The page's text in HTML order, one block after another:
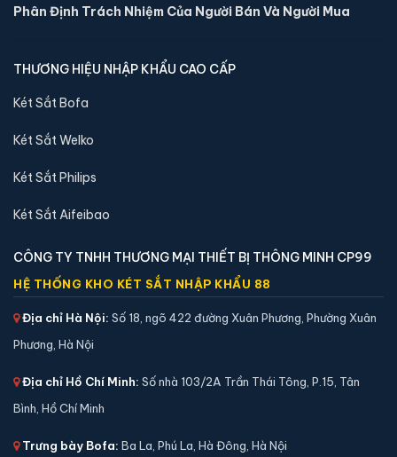
Két sắt mini Bofa ZB-30DJ vân tay chính hãng
⚖️ Trọng lượng:
5,400,000 đ
Phân Định Trách Nhiệm Của Người Bán Và Người Mua
THƯƠNG HIỆU NHẬP KHẨU CAO CẤP
Két Sắt Bofa
Két Sắt Welko
Két Sắt Philips
Két Sắt Aifeibao
CÔNG TY TNHH THƯƠNG MẠI THIẾT BỊ THÔNG MINH CP99
HỆ THỐNG KHO KÉT SẮT NHẬP KHẨU 88
Địa chỉ Hà Nội: Số 18, ngõ 422 đường Xuân Phương, Phường Xuân
Phương, Hà Nội
Địa chỉ Hồ Chí Minh: Số nhà 103/2A Trần Thái Tông, P.15, Tân
Bình, Hồ Chí Minh
Trưng bày Bofa: Ba La, Phú La, Hà Đông, Hà Nội